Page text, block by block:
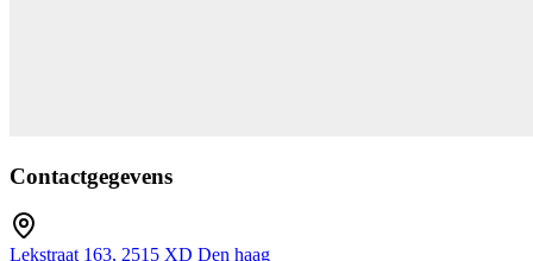
Contactgegevens
Lekstraat 163, 2515 XD Den haag